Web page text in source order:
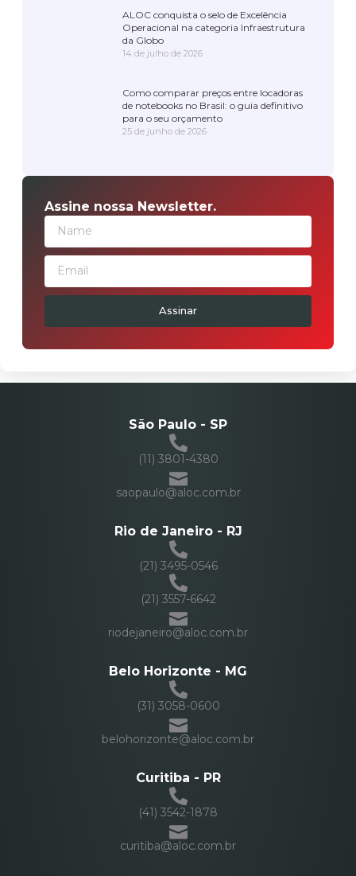
ALOC conquista o selo de Excelência
Operacional na categoria Infraestrutura
da Globo
14 de julho de 2026
Como comparar preços entre locadoras
de notebooks no Brasil: o guia definitivo
para o seu orçamento
25 de junho de 2026
Assine nossa Newsletter.
Assinar
São Paulo - SP
(11) 3801-4380
saopaulo@aloc.com.br
Rio de Janeiro - RJ
(21) 3495-0546
(21) 3557-6642
riodejaneiro@aloc.com.br
Belo Horizonte - MG
(31) 3058-0600
belohorizonte@aloc.com.br
Curitiba - PR
(41) 3542-1878
curitiba@aloc.com.br